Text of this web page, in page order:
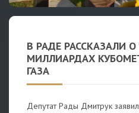
В РАДЕ РАССКАЗАЛИ
МИЛЛИАРДАХ
ГАЗА
Депутат Рады Дмитрук